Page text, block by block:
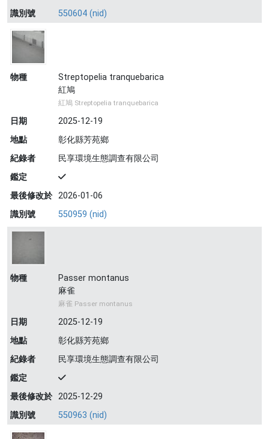
識別號
550604 (nid)
物種
Streptopelia tranquebarica
紅鳩
紅鳩 Streptopelia tranquebarica
日期
2025-12-19
地點
彰化縣芳苑鄉
紀錄者
民享環境生態調查有限公司
鑑定
最後修改於 2026-01-06
識別號
550959 (nid)
物種
Passer montanus
麻雀
麻雀 Passer montanus
日期
2025-12-19
地點
彰化縣芳苑鄉
紀錄者
民享環境生態調查有限公司
鑑定
最後修改於 2025-12-29
識別號
550963 (nid)